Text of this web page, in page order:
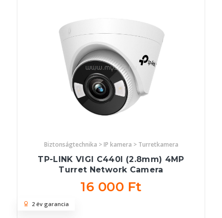
Biztonságtechnika > IP kamera > Turretkamera
TP-LINK VIGI C440I (2.8mm) 4MP
Turret Network Camera
16 000 Ft
2 év garancia